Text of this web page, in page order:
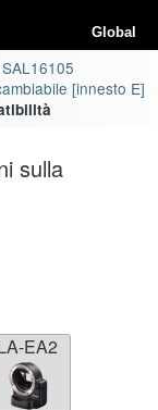
Global
[innesto E]
sulla
EA2